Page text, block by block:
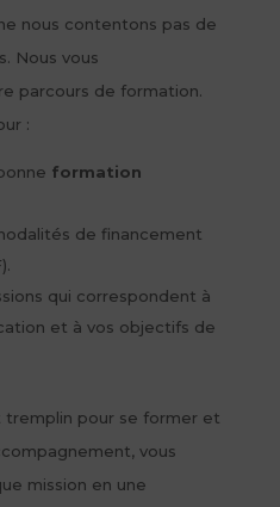
nous contentons pas de
Nous vous
parcours de formation.
:
formation
de financement
qui correspondent à
et à vos objectifs de
tremplin pour se former et
vous
mission en une